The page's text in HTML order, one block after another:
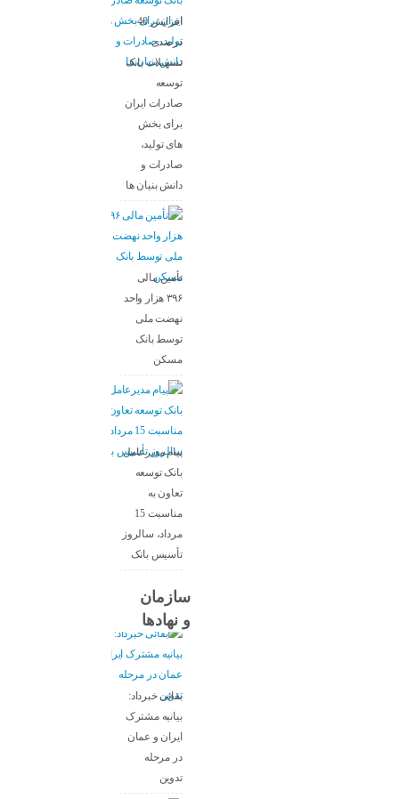
افزایش 40
درصدی
تسهیلات بانک
توسعه
صادرات ایران
برای بخش
های تولید،
صادرات و
دانش بنیان ها
تأمین مالی
۳۹۶ هزار واحد
نهضت ملی
توسط بانک
مسکن
پیام مدیرعامل
بانک توسعه
تعاون به
مناسبت 15
مرداد، سالروز
تأسیس بانک
سازمان
و نهادها
بقائی خبرداد:
بیانیه مشترک
ایران و عمان
در مرحله
تدوین